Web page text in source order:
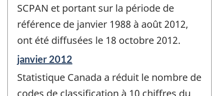
SCPAN et portant sur la période de
référence de janvier 1988 à août 2012,
ont été diffusées le 18 octobre 2012.
Période
référence
de
janvier 2012
Statistique Canada a réduit le nombre de
codes de classification à 10 chiffres du